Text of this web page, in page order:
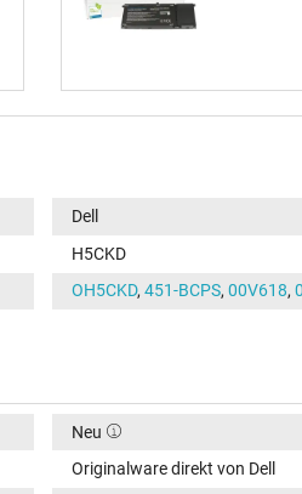
Dell
H5CKD
OH5CKD, 451-BCPS, 00V618,
Neu
Originalware direkt von Dell